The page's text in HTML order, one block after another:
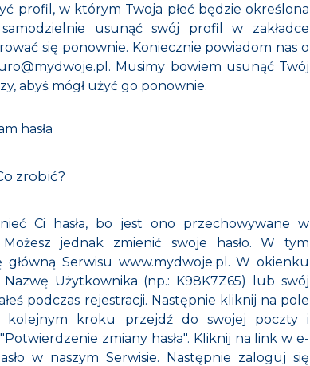
profil, w którym Twoja płeć będzie określona
samodzielnie usunąć swój profil w zakładce
się ponownie. Koniecznie powiadom nas o
. Musimy bowiem usunąć Twój
abyś mógł użyć go ponownie.
hasła
zrobić?
Ci hasła, bo jest ono przechowywane w
jednak zmienić swoje hasło. W tym
Serwisu www.mydwoje.pl . W okienku
Nazwę Użytkownika (np.: K98K7Z65) lub swój
podczas rejestracji. Następnie kliknij na pole
kolejnym kroku przejdź do swojej poczty i
zmiany hasła". Kliknij na link w e-
w naszym Serwisie. Następnie zaloguj się